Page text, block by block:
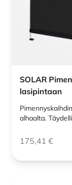
SOLAR
lasipintaan
alhaalta.
175,41 €